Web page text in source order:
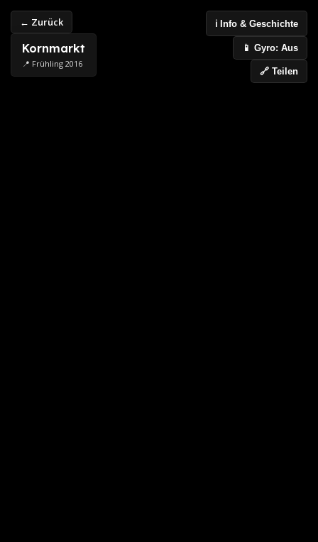
← Zurück
Kornmarkt
📍 Frühling 2016
ℹ️ Info & Geschichte
📱 Gyro: Aus
🔗 Teilen